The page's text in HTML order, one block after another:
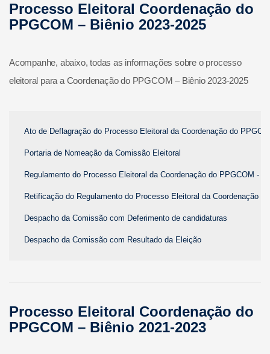
Processo Eleitoral Coordenação do
PPGCOM – Biênio 2023-2025
Acompanhe, abaixo, todas as informações sobre o processo
eleitoral para a Coordenação do PPGCOM – Biênio 2023-2025
Ato de Deflagração do Processo Eleitoral da Coordenação do
Portaria de Nomeação da Comissão Eleitoral
Regulamento do Processo Eleitoral da Coordenação do PPGCOM -
Retificação do Regulamento do Processo Eleitoral da Coordenação -
Despacho da Comissão com Deferimento de candidaturas
Despacho da Comissão com Resultado da Eleição
Processo Eleitoral Coordenação do
PPGCOM – Biênio 2021-2023